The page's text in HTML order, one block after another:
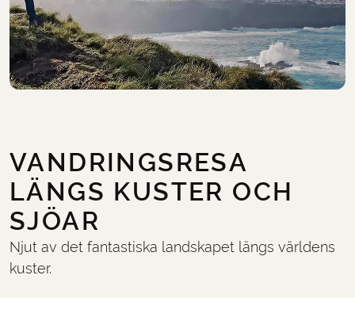
VANDRINGSRESA
LÄNGS KUSTER OCH
SJÖAR
Njut av det fantastiska landskapet längs världens
kuster.